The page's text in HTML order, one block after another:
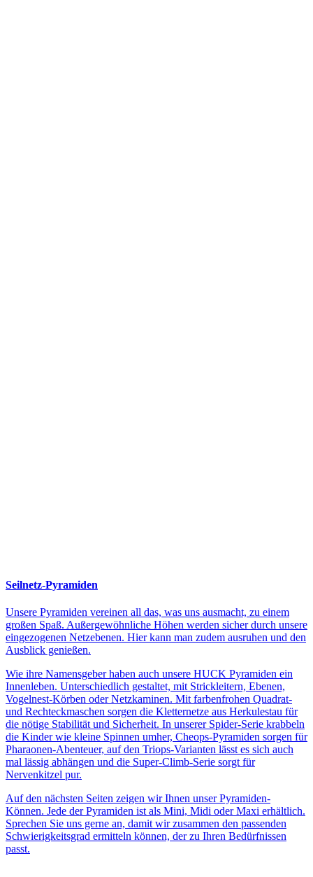
Seilnetz-Pyramiden
Unsere Pyramiden vereinen all das, was uns ausmacht, zu einem
großen Spaß. Außergewöhnliche Höhen werden sicher durch unsere
eingezogenen Netzebenen. Hier kann man zudem ausruhen und den
Ausblick genießen.
Wie ihre Namensgeber haben auch unsere HUCK Pyramiden ein
Innenleben. Unterschiedlich gestaltet, mit Strickleitern, Ebenen,
Vogelnest-Körben oder Netzkaminen. Mit farbenfrohen Quadrat-
und Rechteckmaschen sorgen die Kletternetze aus Herkulestau für
die nötige Stabilität und Sicherheit. In unserer Spider-Serie krabbeln
die Kinder wie kleine Spinnen umher, Cheops-Pyramiden sorgen für
Pharaonen-Abenteuer, auf den Triops-Varianten lässt es sich auch
mal lässig abhängen und die Super-Climb-Serie sorgt für
Nervenkitzel pur.
Auf den nächsten Seiten zeigen wir Ihnen unser Pyramiden-
Können. Jede der Pyramiden ist als Mini, Midi oder Maxi erhältlich.
Sprechen Sie uns gerne an, damit wir zusammen den passenden
Schwierigkeitsgrad ermitteln können, der zu Ihren Bedürfnissen
passt.